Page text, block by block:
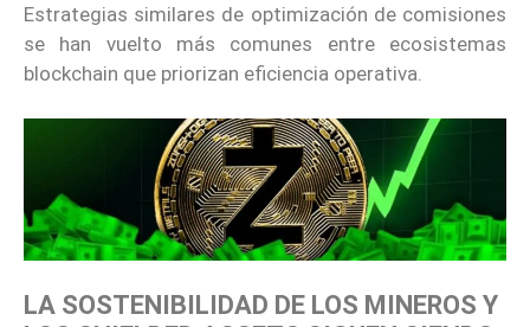
Estrategias similares de optimización de comisiones
se han vuelto más comunes entre ecosistemas
blockchain que priorizan eficiencia operativa.
LA SOSTENIBILIDAD DE LOS MINEROS Y